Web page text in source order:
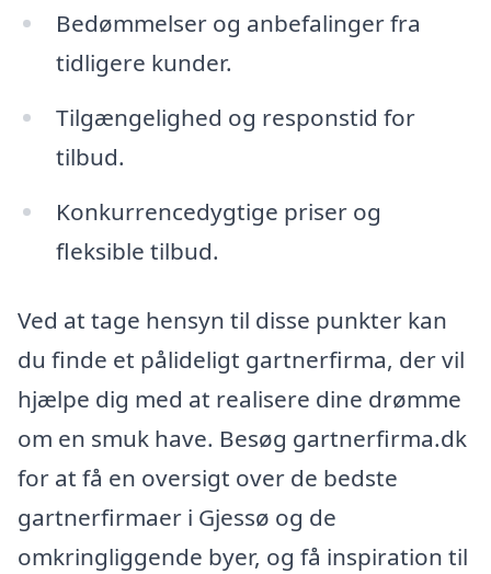
Bedømmelser og anbefalinger fra
tidligere kunder.
Tilgængelighed og responstid for
tilbud.
Konkurrencedygtige priser og
fleksible tilbud.
Ved at tage hensyn til disse punkter kan
du finde et pålideligt gartnerfirma, der vil
hjælpe dig med at realisere dine drømme
om en smuk have. Besøg gartnerfirma.dk
for at få en oversigt over de bedste
gartnerfirmaer i Gjessø og de
omkringliggende byer, og få inspiration til